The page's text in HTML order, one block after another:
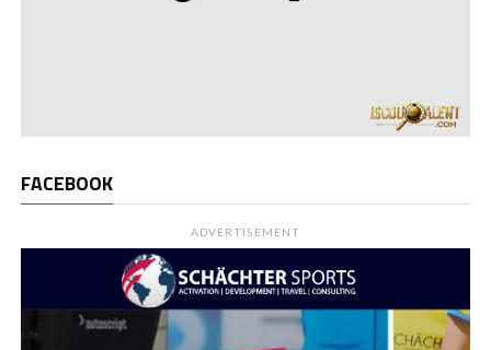
FACEBOOK
ADVERTISEMENT